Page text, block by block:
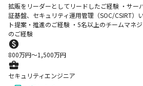
拡販をリーダーとしてリードしたご経験 ・サー
証基盤、セキュリティ運用管理（SOC/CSIRT）
ト提案・推進のご経験 ・5名以上のチームマネ
のご経験
800万円〜1,500万円
セキュリティエンジニア